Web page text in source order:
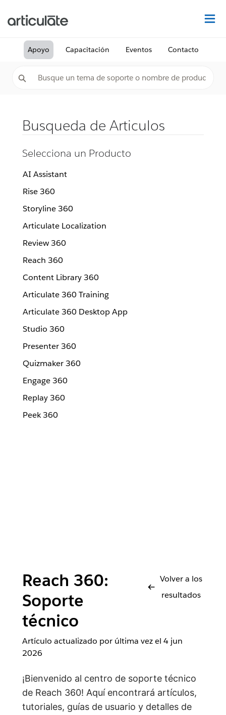
Apoyo Capacitación Eventos Contacto
Busqueda de Articulos
Selecciona un Producto
AI Assistant
Rise 360
Storyline 360
Articulate Localization
Review 360
Reach 360
Content Library 360
Articulate 360 Training
Articulate 360 Desktop App
Studio 360
Presenter 360
Quizmaker 360
Engage 360
Replay 360
Peek 360
Reach 360:
Soporte
técnico
Volver a los
resultados
Artículo actualizado por última vez el 4 jun
2026
¡Bienvenido al centro de soporte técnico
de Reach 360! Aquí encontrará artículos,
tutoriales, guías de usuario y detalles de